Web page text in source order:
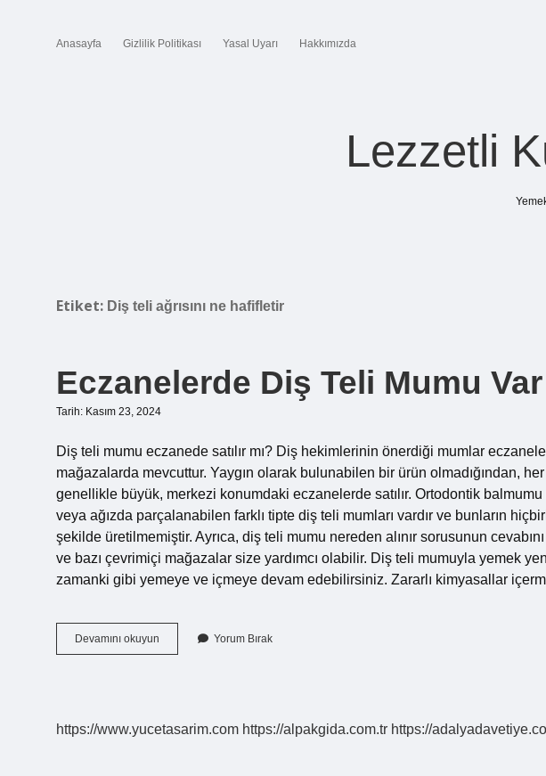
Anasayfa Gizlilik Politikası Yasal Uyarı Hakkımızda
Lezzetli
Etiket: Diş teli ağrısını ne hafifletir
Eczanelerde Diş Teli Mumu Var
Tarih: Kasım 23, 2024
Diş teli mumu eczanede satılır mı? Diş hekimlerinin önerdiği mumlar
mağazalarda mevcuttur. Yaygın olarak bulunabilen bir ürün olmadığından,
genellikle büyük, merkezi konumdaki eczanelerde satılır. Ortodontik balmumu
veya ağızda parçalanabilen farklı tipte diş teli mumları vardır ve bunların
şekilde üretilmemiştir. Ayrıca, diş teli mumu nereden alınır sorusunun
ve bazı çevrimiçi mağazalar size yardımcı olabilir. Diş teli mumuyla yemek
zamanki gibi yemeye ve içmeye devam edebilirsiniz. Zararlı kimyasallar
Devamını okuyun Eczanelerde
Diş
Yorum Bırak
https://www.yucetasarim.com https://alpakgida.com.tr https://